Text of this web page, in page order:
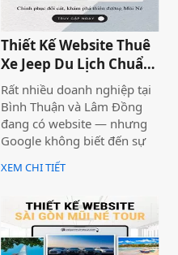
Thiết Kế Website Thuê
Xe Jeep Du Lịch Chuẩn
SEO 2026 | JoyJeep
Rất nhiều doanh nghiệp tại
Bình Thuận và Lâm Đồng
đang có website — nhưng
Google không biết đến sự
tồn tại của họ. Không có
khách từ tìm kiếm tự nhiên,
dung đều trở nên vô nghĩa.
Vấn đề không nằm ở nội
dung hay thiếu ngân sách
XEM CHI TIẾT